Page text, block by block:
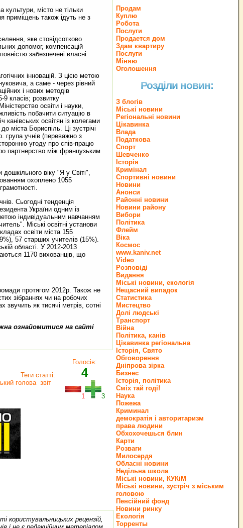
культури, місто не тільки
приміщень також ідуть не з
яке стовідсотково
допомог, компенсацій
забезпечені власні
інновацій. З цією метою
а саме - через рівний
і нових методів
класів; розвитку
освіти і науки,
побачити ситуацію в
канівських освітян із колегами
міста Бориспіль. Ці зустрічі
група учнів (переважно з
угоду про спів-працю
партнерство між французьким
віку "Я у Світі",
охоплено 1055
Сьогодні тенденція
України одним із
індивідуальним навчанням
Міські освітні установи
освіти міста 155
57 старших учителів (15%).
області. У 2012-2013
1170 вихованців, що
протягом 2012р. Також не
зібраннях чи на робочих
як тисячі метрів, сотні
ознайомитися на сайті
Теги статті:
голова звіт
Голосів:
4
1 3
користувальницьких рецензій,
Продам
Куплю
Робота
Послуги
Продается дом
Здам квартиру
Послуги
Міняю
Оголошення
Розділи новин:
З блогів
Міські новини
Регіональні новини
Цікавинка
Влада
Податкова
Спорт
Шевченко
Історія
Кримінал
Спортивні новини
Новини
Анонси
Районні новини
Новини району
Вибори
Політика
Флейм
Віка
Космос
www.kaniv.net
Video
Розповіді
Видання
Міські новини, екологія
Нещасний випадок
Статистика
Мистецтво
Долі людські
Транспорт
Війна
Політика, канів
Цікавинка регіональна
Історія, Свято
Обговорення
Дніпрова зірка
Бизнес
Історія, політика
Сміх тай годі!
Наука
Пожежа
Криминал
демократія і авторитаризм
права людини
Обхохочешься блин
Карти
Розваги
Милосердя
Обласні новини
Недільна школа
Міські новини, КУКіМ
Міські новини, зустріч з міським
головою
Пенсійний фонд
Новини ринку
Екологія
Торренты